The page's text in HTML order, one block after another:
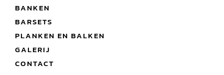
BANKEN
BARSETS
PLANKEN EN BALKEN
GALERIJ
CONTACT